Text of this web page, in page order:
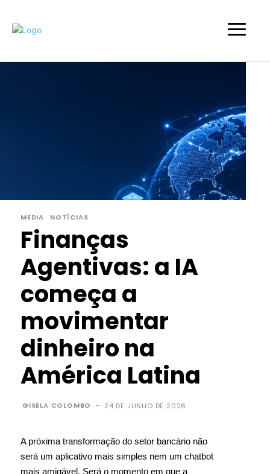
MEDIA NOTÍCIAS
Finanças
Agentivas: a IA
começa a
movimentar
dinheiro na
América Latina
GISELA COLOMBO - 24 DE JUNHO DE 2026
A próxima transformação do setor bancário não
será um aplicativo mais simples nem um chatbot
mais amigável. Será o momento em que a